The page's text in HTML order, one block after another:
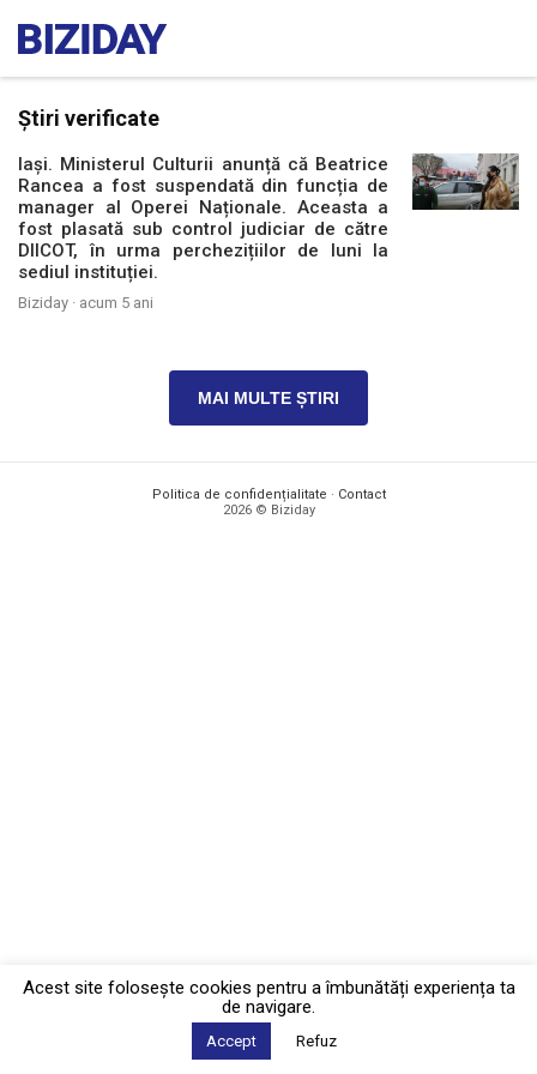
Știri verificate
Iași. Ministerul Culturii anunță că Beatrice
Rancea a fost suspendată din funcția de
manager al Operei Naționale. Aceasta a
fost plasată sub control judiciar de către
DIICOT, în urma perchezițiilor de luni la
sediul instituției.
Biziday · acum 5 ani
MAI MULTE ȘTIRI
Politica de confidențialitate · Contact
2026 © Biziday
Acest site foloseşte cookies pentru a îmbunătăți experiența ta
de navigare.
Accept Refuz